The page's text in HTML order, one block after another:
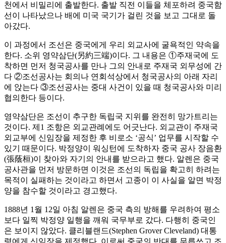
천에서 비밀리에 출발한다. 출발 직전 이들을 체포하려 중국함
선이 나타났으나 배에 미국 국기가 걸린 것을 보고 그대로 돌
아갔다.
이 과정에서 조선은 중국에게 우리 외교사에 굴욕적인 약속을
한다. 소위 영약삼단(另約三端)이다. 그 내용은 ①주재국에 도
착하면 먼저 청국공사를 만나 그의 안내로 주재국 외무성에 간
다 ②조선공사는 회의나 연회석상에서 청국공사의 아래 자리
에 앉는다 ③조선공사는 중대 사건이 있을 때 청국공사와 미리
협의한다 등이다.
영약삼단은 조선이 추구한 독립국 지위를 완전히 망가트리는
것이다. 제1 조항은 외교관례에도 어긋난다. 외교관이 주재국
외교부에 신임장을 제정한 후 비로소 ‘공식’ 업무를 시작할 수
있기 때문이다. 박정양이 워싱턴에 도착하자 중국 공사 장음환
(張蔭桓)이 찾아와 자기의 안내를 받으라고 했다. 알렌은 중국
공사관을 먼저 방문하면 이것은 조선의 독립을 확고히 하려는
목적이 실패하는 것이라고 하면서 고종이 이 사실을 알면 박정
양을 참수할 것이라고 경고했다.
1888년 1월 12일 아침 알렌은 중국 측의 방해를 우려하여 평소
보다 일찍 박정양 일행을 깨워 국무부로 갔다. 다행히 중국인
은 보이지 않았다. 클리블랜드(Stephen Grover Cleveland) 대통